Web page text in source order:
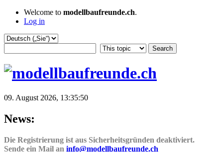
Welcome to modellbaufreunde.ch.
Log in
09. August 2026, 13:35:50
News:
Die Registrierung ist aus Sicherheitsgründen deaktiviert.
Sende ein Mail an info@modellbaufreunde.ch